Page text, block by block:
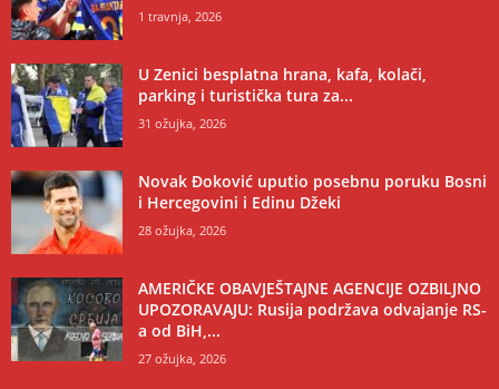
1 travnja, 2026
U Zenici besplatna hrana, kafa, kolači,
parking i turistička tura za...
31 ožujka, 2026
Novak Đoković uputio posebnu poruku Bosni
i Hercegovini i Edinu Džeki
28 ožujka, 2026
AMERIČKE OBAVJEŠTAJNE AGENCIJE OZBILJNO
UPOZORAVAJU: Rusija podržava odvajanje RS-
a od BiH,...
27 ožujka, 2026